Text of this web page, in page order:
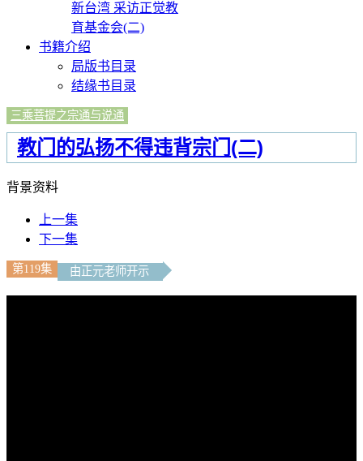
新台湾 采访正觉教
育基金会(二)
书籍介绍
局版书目录
结缘书目录
三乘菩提之宗通与说通
教门的弘扬不得违背宗门(二)
背景资料
上一集
下一集
第119集 由正元老师开示